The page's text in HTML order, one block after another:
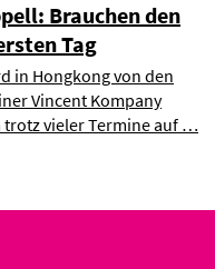
Brauchen den
Tag
in Hongkong von den
Vincent Kompany
trotz vieler Termine auf …